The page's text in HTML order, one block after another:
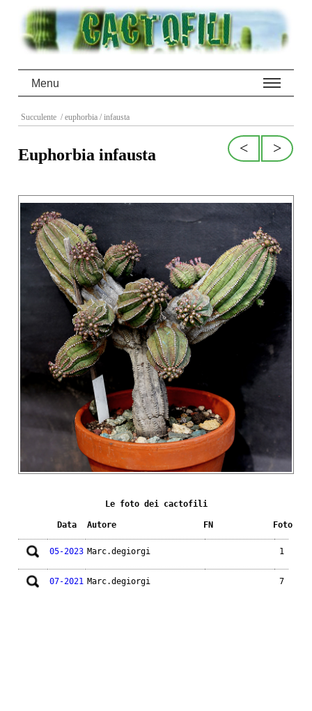
Menu
Succulente / euphorbia / infausta
>
<
Euphorbia infausta
Le foto dei cactofili
Data Autore FN Foto
05-2023 Marc.degiorgi 1
07-2021 Marc.degiorgi 7